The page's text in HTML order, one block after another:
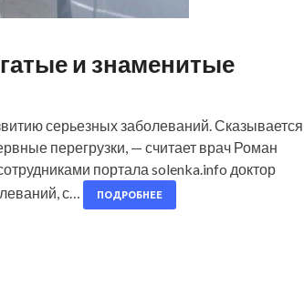
и знаменитые
серьезных заболеваний. Сказывается
перегрузки, — считает врач Роман
портала solenka.info доктор
с…
ПОДРОБНЕЕ